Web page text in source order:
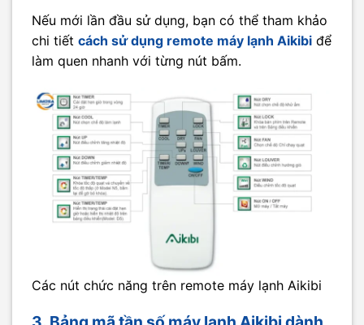
Nếu mới lần đầu sử dụng, bạn có thể tham khảo
chi tiết cách sử dụng remote máy lạnh Aikibi để
làm quen nhanh với từng nút bấm.
Các nút chức năng trên remote máy lạnh Aikibi